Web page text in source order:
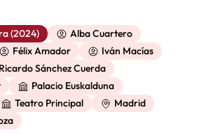
(2024)
Alba Cuartero
Félix Amador
Iván Macías
Ricardo Sánchez Cuerda
Palacio Euskalduna
Teatro Principal
Madrid